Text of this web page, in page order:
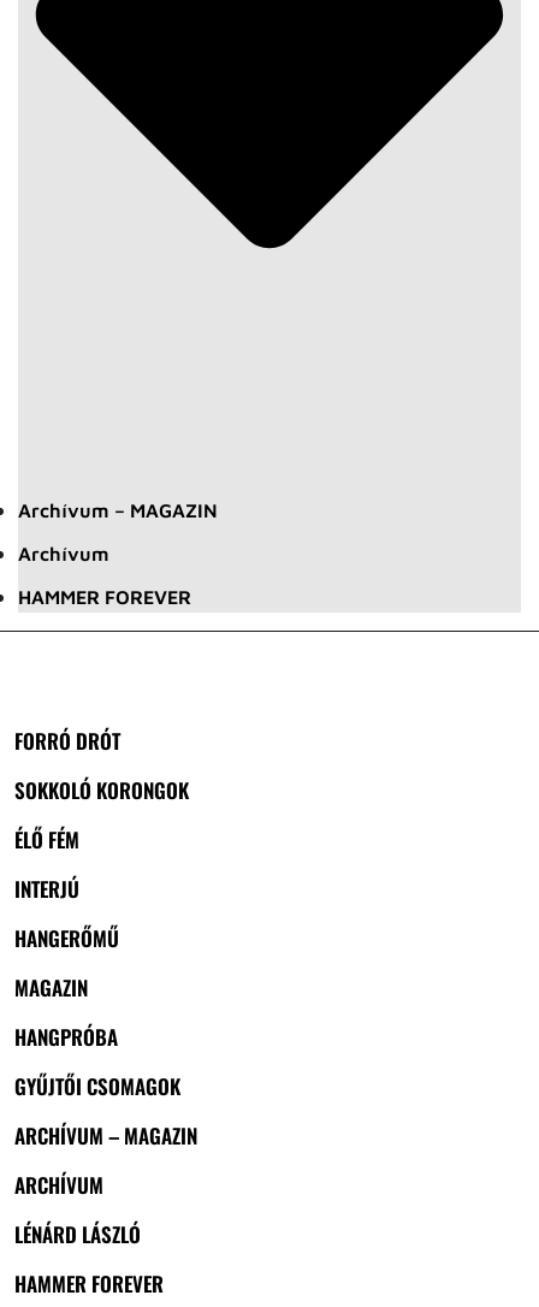
Archívum – MAGAZIN
Archívum
HAMMER FOREVER
FORRÓ DRÓT
SOKKOLÓ KORONGOK
ÉLŐ FÉM
INTERJÚ
HANGERŐMŰ
MAGAZIN
HANGPRÓBA
GYŰJTŐI CSOMAGOK
ARCHÍVUM – MAGAZIN
ARCHÍVUM
LÉNÁRD LÁSZLÓ
HAMMER FOREVER